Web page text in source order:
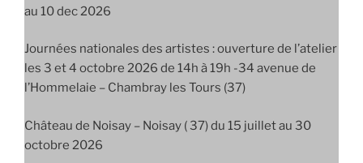
au 10 dec 2026
Journées nationales des artistes : ouverture de l’atelier
les 3 et 4 octobre 2026 de 14h à 19h -34 avenue de
l’Hommelaie – Chambray les Tours (37)
Château de Noisay – Noisay ( 37) du 15 juillet au 30
octobre 2026